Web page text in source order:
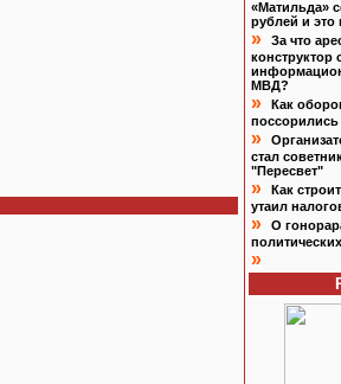
«Матильда»
рублей и это
»
За что
конструктор
МВД?
»
Как
поссорились
»
стал
"Пересвет"
»
Как
утаил
»
О
»